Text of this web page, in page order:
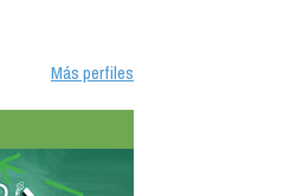
Más perfiles